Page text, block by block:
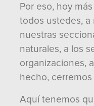
Por eso, hoy
todos ustedes, a
nuestras
naturales, a los
organizaciones,
hecho, cerremos
Aquí tenemos